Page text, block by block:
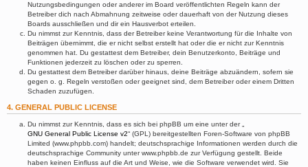
Nutzungsbedingungen oder anderer im Board veröffentlichten Regeln kann der
Betreiber dich nach Abmahnung zeitweise oder dauerhaft von der Nutzung dieses
Boards ausschließen und dir ein Hausverbot erteilen.
Du nimmst zur Kenntnis, dass der Betreiber keine Verantwortung für die Inhalte von
Beiträgen übernimmt, die er nicht selbst erstellt hat oder die er nicht zur Kenntnis
genommen hat. Du gestattest dem Betreiber, dein Benutzerkonto, Beiträge und
Funktionen jederzeit zu löschen oder zu sperren.
Du gestattest dem Betreiber darüber hinaus, deine Beiträge abzuändern, sofern sie
gegen o. g. Regeln verstoßen oder geeignet sind, dem Betreiber oder einem Dritten
Schaden zuzufügen.
4. GENERAL PUBLIC LICENSE
Du nimmst zur Kenntnis, dass es sich bei phpBB um eine unter der „
GNU General Public License v2“ (GPL) bereitgestellten Foren-Software von phpBB
Limited (www.phpbb.com) handelt; deutschsprachige Informationen werden durch die
deutschsprachige Community unter www.phpbb.de zur Verfügung gestellt. Beide
haben keinen Einfluss auf die Art und Weise, wie die Software verwendet wird. Sie